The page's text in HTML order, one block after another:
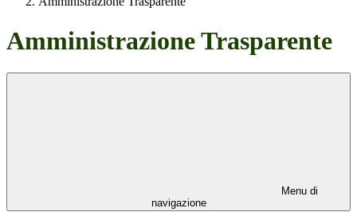
Amministrazione Trasparente
Menu di
navigazione